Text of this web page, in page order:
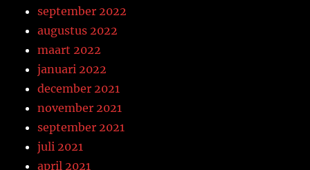
september 2022
augustus 2022
maart 2022
januari 2022
december 2021
november 2021
september 2021
juli 2021
april 2021